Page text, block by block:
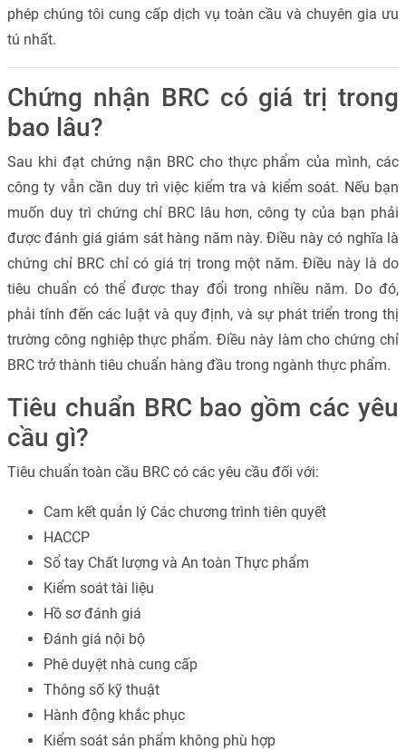
phép chúng tôi cung cấp dịch vụ toàn cầu và chuyên gia ưu
tú nhất.
Chứng nhận BRC có giá trị trong
bao lâu?
Sau khi đạt chứng nận BRC cho thực phẩm của mình, các
công ty vẫn cần duy trì việc kiểm tra và kiểm soát. Nếu bạn
muốn duy trì chứng chỉ BRC lâu hơn, công ty của bạn phải
được đánh giá giám sát hàng năm này. Điều này có nghĩa là
chứng chỉ BRC chỉ có giá trị trong một năm. Điều này là do
tiêu chuẩn có thể được thay đổi trong nhiều năm. Do đó,
phải tính đến các luật và quy định, và sự phát triển trong thị
trường công nghiệp thực phẩm. Điều này làm cho chứng chỉ
BRC trở thành tiêu chuẩn hàng đầu trong ngành thực phẩm.
Tiêu chuẩn BRC bao gồm các yêu
cầu gì?
Tiêu chuẩn toàn cầu BRC có các yêu cầu đối với:
Cam kết quản lý Các chương trình tiên quyết
HACCP
Sổ tay Chất lượng và An toàn Thực phẩm
Kiểm soát tài liệu
Hồ sơ đánh giá
Đánh giá nội bộ
Phê duyệt nhà cung cấp
Thông số kỹ thuật
Hành động khắc phục
Kiểm soát sản phẩm không phù hợp